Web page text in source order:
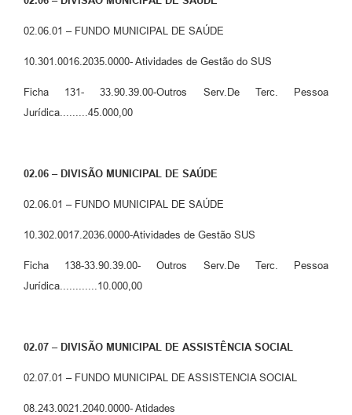
02.06.01 – FUNDO MUNICIPAL DE SAÚDE
10.301.0016.2035.0000- Atividades de Gestão do SUS
Ficha 131- 33.90.39.00-Outros Serv.De Terc. Pessoa
Jurídica.........45.000,00
02.06 – DIVISÃO MUNICIPAL DE SAÚDE
02.06.01 – FUNDO MUNICIPAL DE SAÚDE
10.302.0017.2036.0000-Atividades de Gestão SUS
Ficha 138-33.90.39.00- Outros Serv.De Terc. Pessoa
Jurídica............10.000,00
02.07 – DIVISÃO MUNICIPAL DE ASSISTÊNCIA SOCIAL
02.07.01 – FUNDO MUNICIPAL DE ASSISTENCIA SOCIAL
08.243.0021.2040.0000- Atidades